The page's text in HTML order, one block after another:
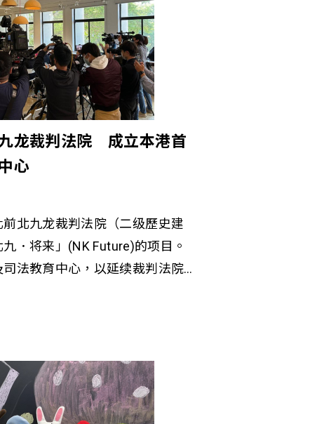
龙裁判法院 成立本港首
心
北九龙裁判法院（二级歷史建
．将来」(NK Future)的项目。
法教育中心，以延续裁判法院
目亦将以这幢建筑为起点，连
，连结新旧文化财产，以推广
化」、「良深伙伴」和「休闲生
众举办各类活动。